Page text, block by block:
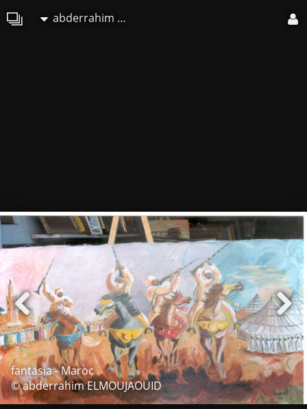
abderrahim ELMOUJAOUID
fantasia - Maroc
© abderrahim ELMOUJAOUID